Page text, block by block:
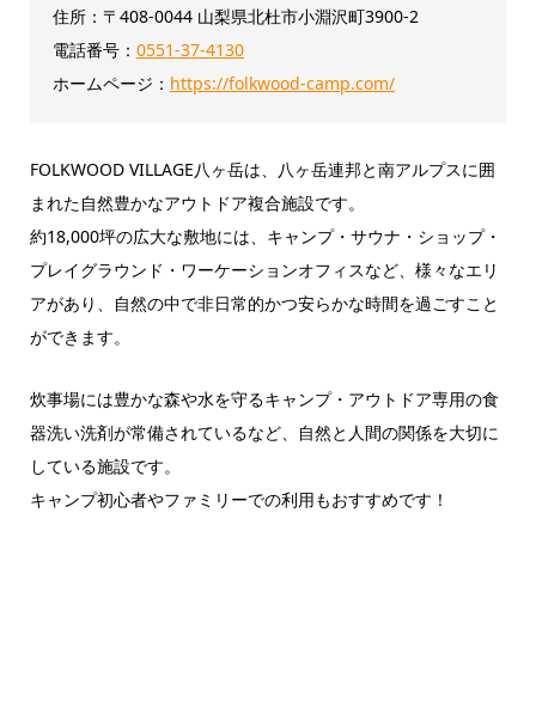
住所：〒408-0044 山梨県北杜市小淵沢町3900-2
電話番号： 0551-37-4130
ホームページ： https://folkwood-camp.com/
FOLKWOOD VILLAGE八ヶ岳は、八ヶ岳連邦と南アルプスに囲
まれた自然豊かなアウトドア複合施設です。
約18,000坪の広大な敷地には、キャンプ・サウナ・ショップ・
プレイグラウンド・ワーケーションオフィスなど、様々なエリ
アがあり、自然の中で非日常的かつ安らかな時間を過ごすこと
ができます。
炊事場には豊かな森や水を守るキャンプ・アウトドア専用の食
器洗い洗剤が常備されているなど、自然と人間の関係を大切に
している施設です。
キャンプ初心者やファミリーでの利用もおすすめです！